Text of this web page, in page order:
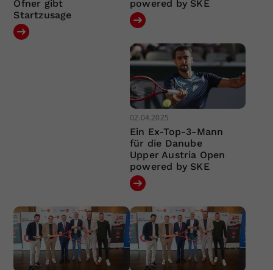
Ofner gibt
Startzusage
powered by SKE
02.04.2025
Ein Ex-Top-3-Mann
für die Danube
Upper Austria Open
powered by SKE